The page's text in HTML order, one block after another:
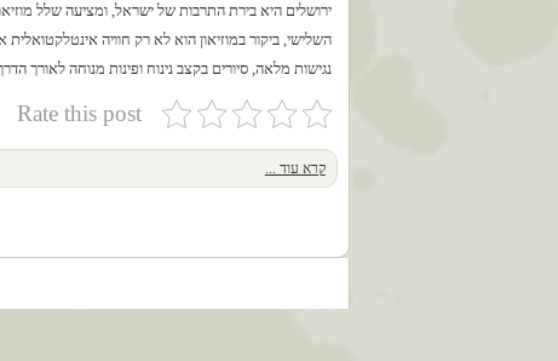
ירושלים היא בירת התרבות של ישראל, ומציעה שלל
השלישי, ביקור במוזיאון הוא לא רק חוויה
נגישות מלאה, סיורים בקצב נינוח ופינות מנוחה לאורך
Rate this post
קרא עוד ...